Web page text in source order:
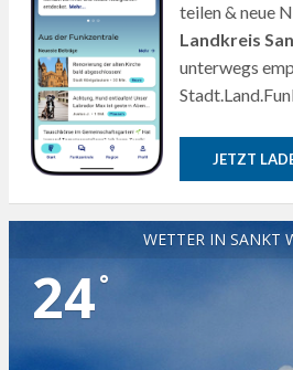
teilen & neue
Landkreis
unterwegs
JETZT
WETTER IN SANKT
24°